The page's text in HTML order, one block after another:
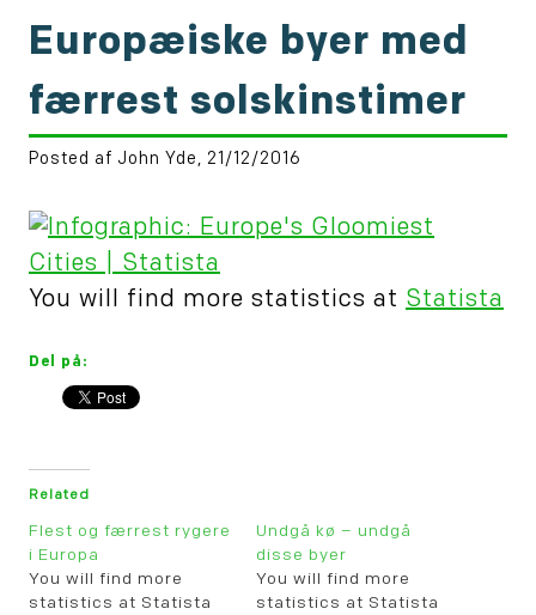
Europæiske byer med
færrest solskinstimer
Posted af John Yde, 21/12/2016
You will find more statistics at Statista
Del på:
Related
Flest og færrest rygere
i Europa
You will find more
statistics at Statista
Undgå kø – undgå
disse byer
You will find more
statistics at Statista